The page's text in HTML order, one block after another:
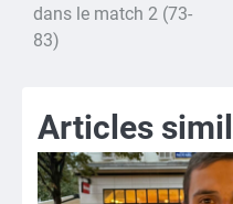
l’article
dans le match 2 (73-
83)
Articles